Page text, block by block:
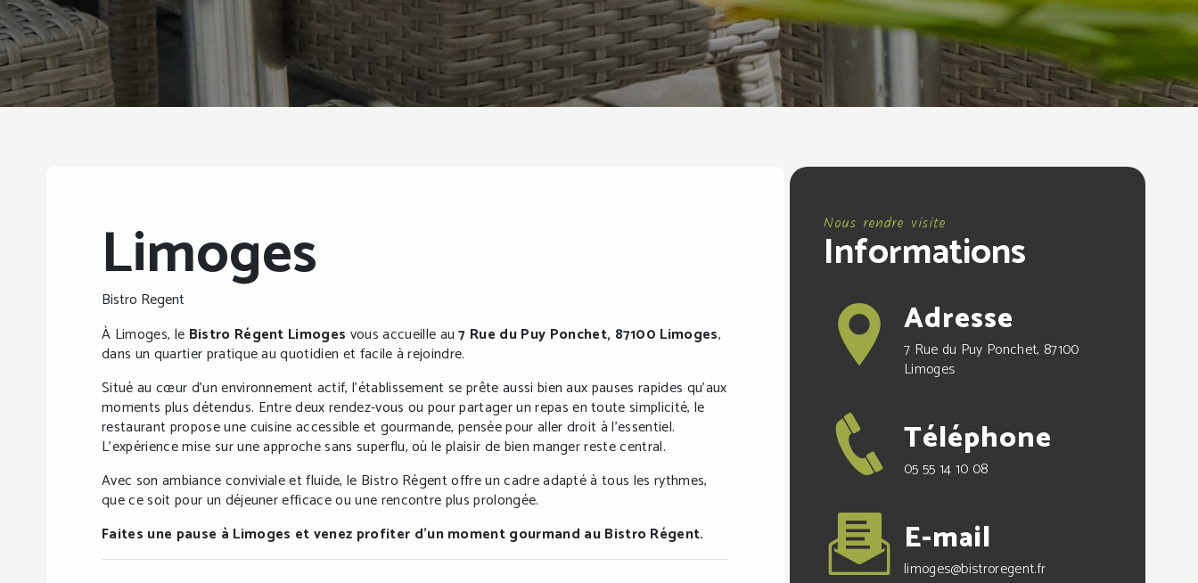
Limoges
Bistro Regent
À Limoges, le Bistro Régent Limoges vous accueille au7 Rue du Puy Ponchet, 87100 Limoges,
dans un quartier pratique au quotidien et facile à rejoindre.
Situé au cœur d’un environnement actif, l’établissement se prête aussi bien aux pauses rapides qu’aux
moments plus détendus. Entre deux rendez-vous ou pour partager un repas en toute simplicité, le
restaurant propose une cuisine accessible et gourmande, pensée pour aller droit à l’essentiel.
L’expérience mise sur une approche sans superflu, où le plaisir de bien manger reste central.
Avec son ambiance conviviale et fluide, le Bistro Régent offre un cadre adapté à tous les rythmes,
que ce soit pour un déjeuner efficace ou une rencontre plus prolongée.
Faites une pause à Limoges et venez profiter d’un moment gourmand au Bistro Régent.
Nous rendre visite
Informations
Adresse
7 Rue du Puy Ponchet, 87100
Limoges
Téléphone
05 55 14 10 08
E-mail
limoges@bistroregent.fr